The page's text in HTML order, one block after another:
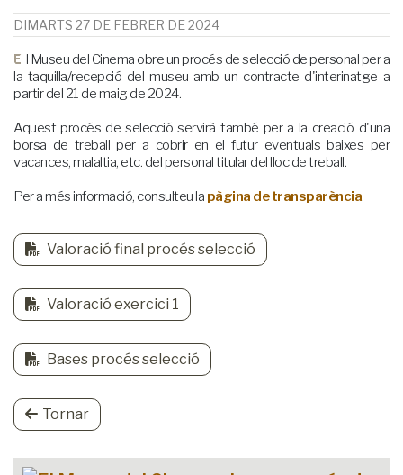
DIMARTS 27 DE FEBRER DE 2024
El Museu del Cinema obre un procés de selecció de personal per a
la taquilla/recepció del museu amb un contracte d'interinatge a
partir del 21 de maig de 2024.
Aquest procés de selecció servirà també per a la creació d'una
borsa de treball per a cobrir en el futur eventuals baixes per
vacances, malaltia, etc. del personal titular del lloc de treball.
Per a més informació, consulteu la pàgina de transparència.
Valoració final procés selecció
Valoració exercici 1
Bases procés selecció
Tornar